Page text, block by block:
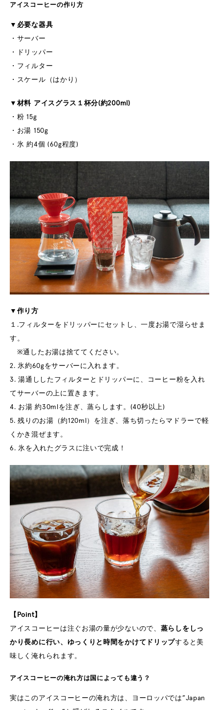
アイスコーヒーの作り方
▼必要な器具
・サーバー
・ドリッパー
・フィルター
・スケール（はかり）
▼材料 アイスグラス１杯分(約200ml)
・粉 15g
・お湯 150g
・氷 約4個 (60g程度)
▼作り方
１.フィルターをドリッパーにセットし、一度お湯で湿らせま
す。
※通したお湯は捨ててください。
2. 氷約60gをサーバーに入れます。
3. 湯通ししたフィルターとドリッパーに、コーヒー粉を入れ
てサーバーの上に置きます。
4. お湯 約30mlを注ぎ、蒸らします。(40秒以上)
5. 残りのお湯（約120ml）を注ぎ、落ち切ったらマドラーで軽
くかき混ぜます。
6. 氷を入れたグラスに注いで完成！
【Point】
アイスコーヒーは注ぐお湯の量が少ないので、 蒸らしをしっ
かり長めに行い、ゆっくりと時間をかけてドリップすると美
味しく淹れられます。
アイスコーヒーの淹れ方は国によっても違う？
実はこのアイスコーヒーの淹れ方は、ヨーロッパでは”Japan